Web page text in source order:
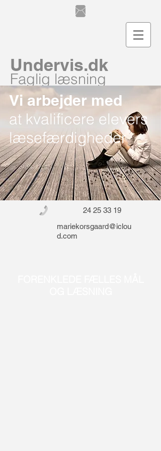
Undervis.dk
Faglig læsning
Vi arbejder med
at kvalificere elevers
læsefærdigheder
24 25 33 19
mariekorsgaard@iclou
d.com